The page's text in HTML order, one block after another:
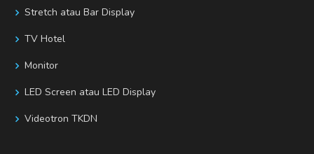
Stretch atau Bar Display
TV Hotel
Monitor
LED Screen atau LED Display
Videotron TKDN